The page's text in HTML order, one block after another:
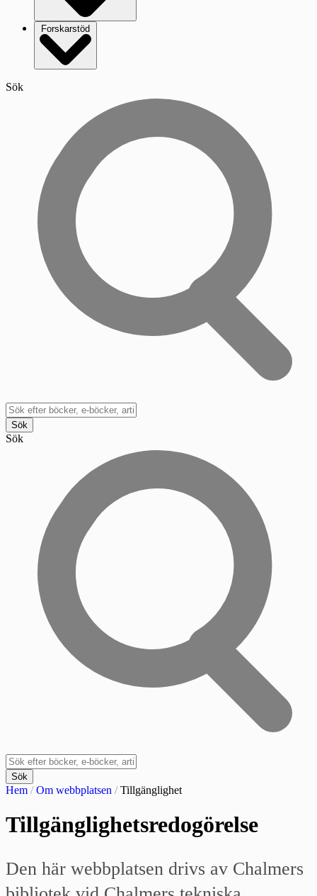
Forskarstöd
Sök
Sök
Sök
Sök
Hem /Om webbplatsen /Tillgänglighet
Tillgänglighetsredogörelse
Den här webbplatsen drivs av Chalmers